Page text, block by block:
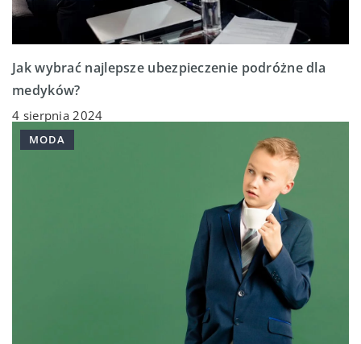
Jak wybrać najlepsze ubezpieczenie podróżne dla
medyków?
4 sierpnia 2024
MODA